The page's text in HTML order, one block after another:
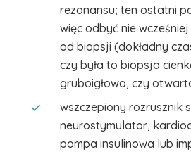
rezonansu; ten ostatni
więc odbyć nie
od biopsji (dokładny
czy była to biopsja
gruboigłowa, czy
wszczepiony rozrusznik
neurostymulator,
pompa insulinowa lub